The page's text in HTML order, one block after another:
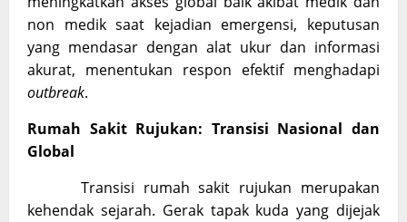
non medik saat kejadian emergensi, keputusan
yang mendasar dengan alat ukur dan informasi
akurat, menentukan respon efektif menghadapi
outbreak.
Rumah Sakit Rujukan: Transisi Nasional dan
Global
Transisi rumah sakit rujukan merupakan
kehendak sejarah. Gerak tapak kuda yang dijejak